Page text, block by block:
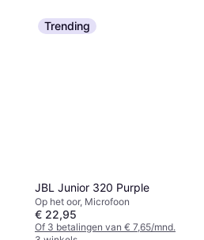
Trending
JBL Junior 320 Purple
Op het oor, Microfoon
€ 22,95
Of 3 betalingen van € 7,65/mnd.